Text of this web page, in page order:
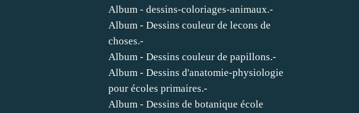
Album - dessins-coloriages-animaux.-
Album - Dessins couleur de lecons de
choses.-
Album - Dessins couleur de papillons.-
Album - Dessins d'anatomie-physiologie
pour écoles primaires.-
Album - Dessins de botanique école